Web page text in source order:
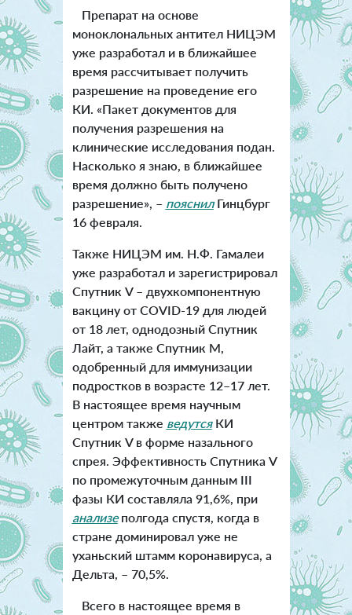
Препарат на основе
моноклональных антител НИЦЭМ
уже разработал и в ближайшее
время рассчитывает получить
разрешение на проведение его
КИ. «Пакет документов для
получения разрешения на
клинические исследования подан.
Насколько я знаю, в ближайшее
время должно быть получено
разрешение», – пояснилГинцбург
16 февраля.
Также НИЦЭМ им. Н.Ф. Гамалеи
уже разработал и зарегистрировал
Спутник V – двухкомпонентную
вакцину от COVID-19 для людей
от 18 лет, однодозный Спутник
Лайт, а также Спутник М,
одобренный для иммунизации
подростков в возрасте 12–17 лет.
В настоящее время научным
центром также ведутсяКИ
Спутник V в форме назального
спрея. Эффективность Спутника V
по промежуточным данным III
фазы КИ составляла 91,6%, при
анализеполгода спустя, когда в
стране доминировал уже не
уханьский штамм коронавируса, а
Дельта, – 70,5%.
Всего в настоящее время в